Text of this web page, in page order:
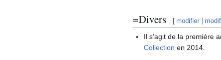
=Divers [ modifier |
Il s'agit de la première
Collection en 2014.